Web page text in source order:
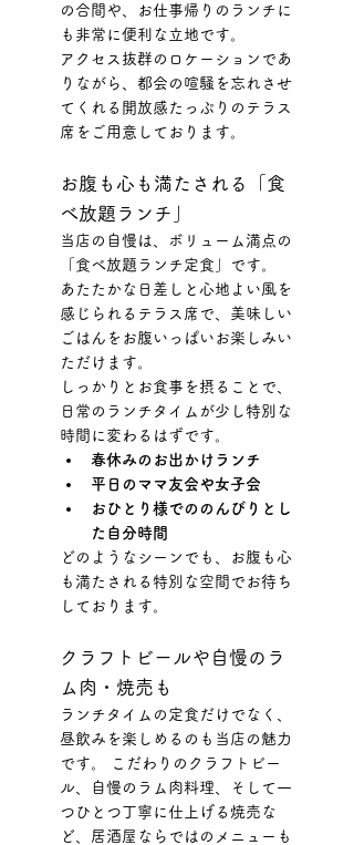
の合間や、お仕事帰りのランチに
も非常に便利な立地です。
アクセス抜群のロケーションであ
りながら、都会の喧騒を忘れさせ
てくれる開放感たっぷりのテラス
席をご用意しております。
お腹も心も満たされる「食
べ放題ランチ」
当店の自慢は、ボリューム満点の
「食べ放題ランチ定食」です。
あたたかな日差しと心地よい風を
感じられるテラス席で、美味しい
ごはんをお腹いっぱいお楽しみい
ただけます。
しっかりとお食事を摂ることで、
日常のランチタイムが少し特別な
時間に変わるはずです。
春休みのお出かけランチ
平日のママ友会や女子会
おひとり様でののんびりとし
た自分時間
どのようなシーンでも、お腹も心
も満たされる特別な空間でお待ち
しております。
クラフトビールや自慢のラ
ム肉・焼売も
ランチタイムの定食だけでなく、
昼飲みを楽しめるのも当店の魅力
です。 こだわりのクラフトビー
ル、自慢のラム肉料理、そして一
つひとつ丁寧に仕上げる焼売な
ど、居酒屋ならではのメニューも